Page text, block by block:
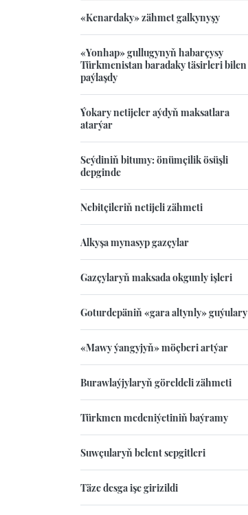
«Kenardaky» zähmet galkynyşy
«Yonhap» gullugynyň habarçysy
Türkmenistan baradaky täsirleri bilen
paýlaşdy
Ýokary netijeler aýdyň maksatlara
atarýar
Seýdiniň bitumy: önümçilik ösüşli
depginde
Nebitçileriň netijeli zähmeti
Alkyşa mynasyp gazçylar
Gazçylaryň maksada okgunly işleri
Goturdepäniň «gara altynly» guýulary
«Mawy ýangyjyň» möçberi artýar
Burawlaýjylaryň göreldeli zähmeti
Türkmen medeniýetiniň baýramy
Suwçularyň belent sepgitleri
Täze desga işe girizildi